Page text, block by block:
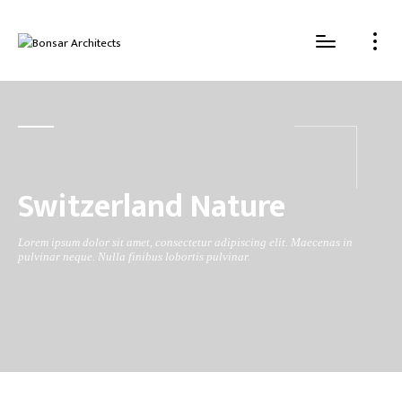
Switzerland Nature
Lorem ipsum dolor sit amet, consectetur adipiscing elit. Maecenas in
pulvinar neque. Nulla finibus lobortis pulvinar.